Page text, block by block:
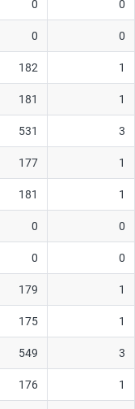
0 0
0 0
182 1
181 1
531 3
177 1
181 1
0 0
0 0
179 1
175 1
549 3
176 1